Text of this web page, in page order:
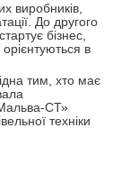
виробників,
До другого
бізнес,
в
тим, хто має
СТ»
техніки